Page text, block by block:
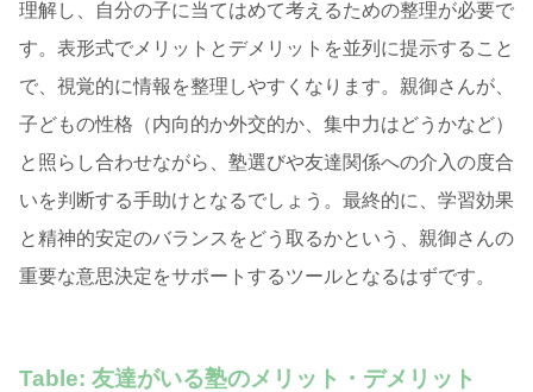
理解し、自分の子に当てはめて考えるための整理が必要で
す。表形式でメリットとデメリットを並列に提示すること
で、視覚的に情報を整理しやすくなります。親御さんが、
子どもの性格（内向的か外交的か、集中力はどうかなど）
と照らし合わせながら、塾選びや友達関係への介入の度合
いを判断する手助けとなるでしょう。最終的に、学習効果
と精神的安定のバランスをどう取るかという、親御さんの
重要な意思決定をサポートするツールとなるはずです。
Table: 友達がいる塾のメリット・デメリット